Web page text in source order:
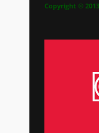
Copyright ©